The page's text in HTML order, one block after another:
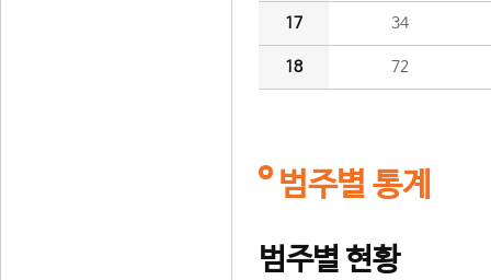
17 34
18 72
범주별 통계
범주별 현황